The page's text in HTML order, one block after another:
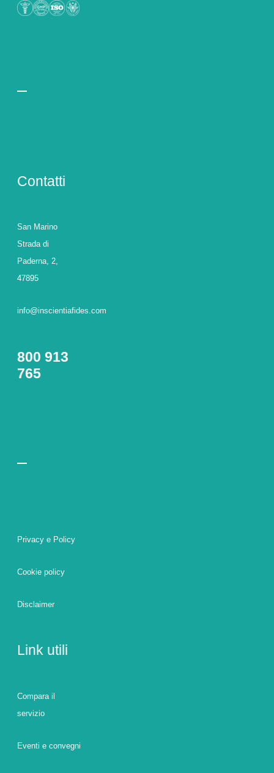
Contatti
San Marino
Strada di
Paderna, 2,
47895
info@inscientiafides.com
800 913
765
Privacy e Policy
Cookie policy
Disclaimer
Link utili
Compara il
servizio
Eventi e convegni